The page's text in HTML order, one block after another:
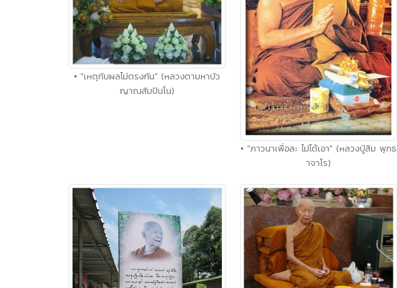
• "เหตุกับผลไม่ตรงกัน" (หลวงตามหาบัว
ญาณสัมปันโน)
• "ภาวนาเพื่อละ ไม่ได้เอา" (หลวงปู่สิม พุทธ
าจาโร)